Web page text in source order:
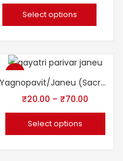
Select options
-42%
Yagnopavit/Janeu (Sacred thread)
₹20.00 – ₹70.00
Select options